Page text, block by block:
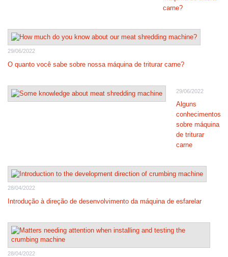
carne?
29/06/2022
O quanto você sabe sobre nossa máquina de triturar carne?
29/06/2022
Alguns
conhecimentos
sobre máquina
de triturar
carne
28/04/2022
Introdução à direção de desenvolvimento da máquina de esfarelar
28/04/2022